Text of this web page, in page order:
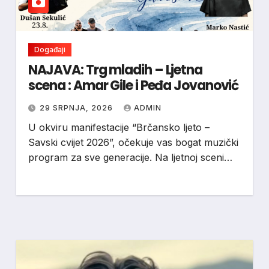
Događaji
NAJAVA: Trg mladih – Ljetna
scena : Amar Gile i Peđa Jovanović
29 SRPNJA, 2026 ADMIN
U okviru manifestacije “Brčansko ljeto –
Savski cvijet 2026”, očekuje vas bogat muzički
program za sve generacije. Na ljetnoj sceni…